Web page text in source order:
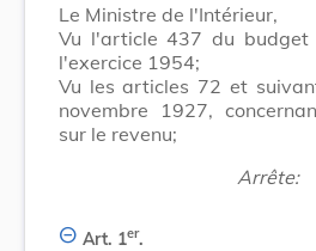
Le Ministre de l'Intérieur,
Vu l'article 437 du budget
l'exercice 1954;
Vu les articles 72 et
novembre 1927,
sur le revenu;
Arrête:
Art. 1er.